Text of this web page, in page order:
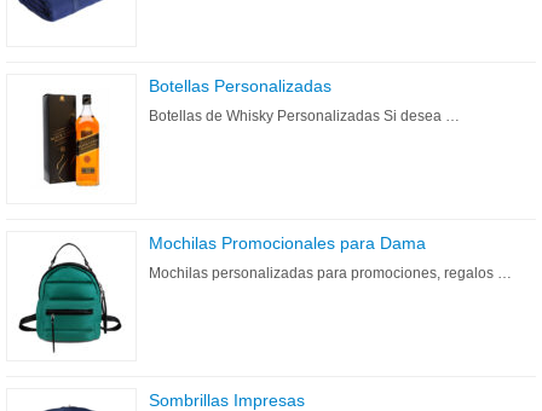
Botellas Personalizadas
Botellas de Whisky Personalizadas Si desea …
Mochilas Promocionales para Dama
Mochilas personalizadas para promociones, regalos …
Sombrillas Impresas